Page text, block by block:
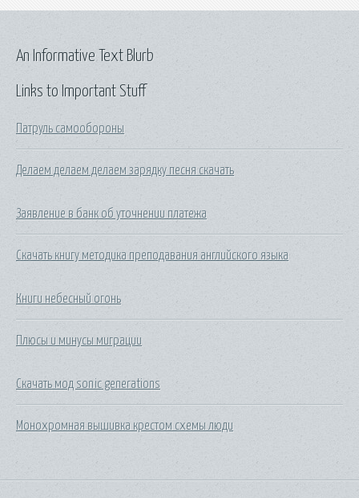
Links to Important Stuff
Патруль самообороны
Делаем делаем делаем зарядку песня скачать
Заявление в банк об уточнении платежа
Скачать книгу методика преподавания английского языка
Книги небесный огонь
Плюсы и минусы миграции
Скачать мод sonic generations
Монохромная вышивка крестом схемы люди
An Informative Text Blurb